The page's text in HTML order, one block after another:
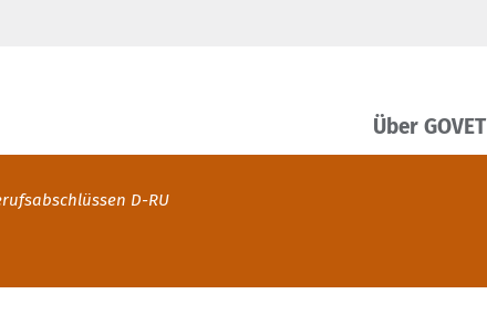
Über GOVET
D-RU